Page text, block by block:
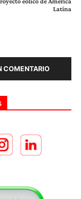
Latina
COMENTARIO